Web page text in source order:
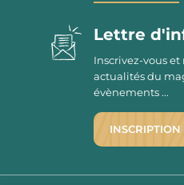
Lettre
Inscrivez-vous et
actualités du
évènements ...
INSCRIPTION